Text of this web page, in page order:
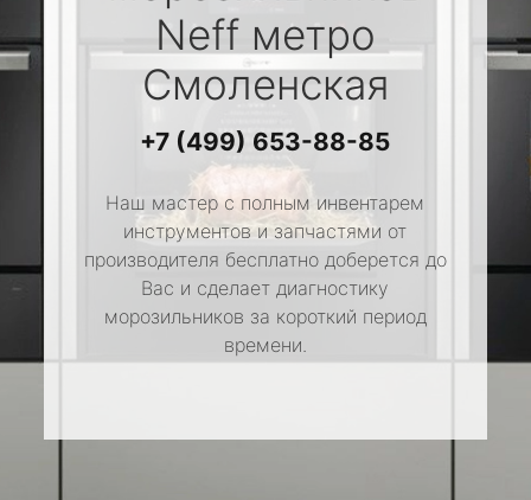
Neffметро
Смоленская
+7 (499) 653-88-85
Наш мастер с полным инвентарем
инструментов и запчастями от
производителя бесплатно доберется до
Вас и сделает диагностику
морозильников за короткий период
времени.